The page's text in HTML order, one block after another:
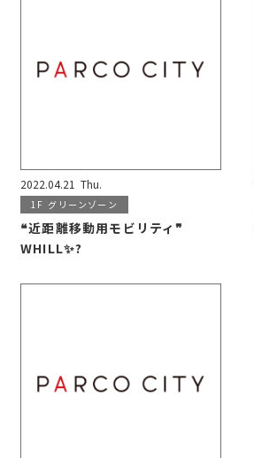
2022.04.21 Thu.
1F グリーンゾーン
❝近距離移動用モビリティ❞
WHILL✨?